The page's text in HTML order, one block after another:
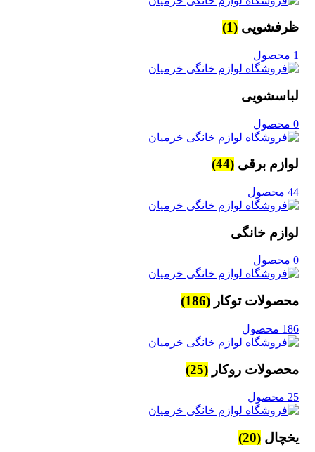
ظرفشویی (1)
1 محصول
لباسشویی
0 محصول
لوازم برقی (44)
44 محصول
لوازم خانگی
0 محصول
محصولات توکار (186)
186 محصول
محصولات روکار (25)
25 محصول
یخچال (20)